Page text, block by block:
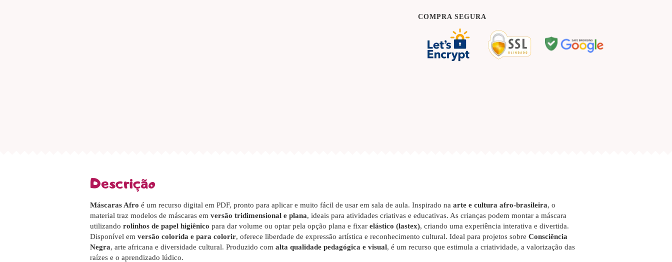
COMPRA SEGURA
Descrição
Máscaras Afro é um recurso digital em PDF, pronto para aplicar e muito fácil de usar em sala de aula. Inspirado na arte e cultura afro-brasileira, o
material traz modelos de máscaras em versão tridimensional e plana, ideais para atividades criativas e educativas. As crianças podem montar a máscara
utilizando rolinhos de papel higiênico para dar volume ou optar pela opção plana e fixar elástico (lastex), criando uma experiência interativa e divertida.
Disponível em versão colorida e para colorir, oferece liberdade de expressão artística e reconhecimento cultural. Ideal para projetos sobre Consciência
Negra, arte africana e diversidade cultural. Produzido com alta qualidade pedagógica e visual, é um recurso que estimula a criatividade, a valorização das
raízes e o aprendizado lúdico.